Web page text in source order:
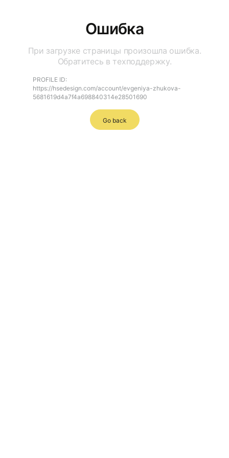
Ошибка
При загрузке страницы произошла ошибка.
Обратитесь в техподдержку.
PROFILE ID:
https://hsedesign.com/account/evgeniya-zhukova-
5681619d4a7f4a698840314e28501690
Go back